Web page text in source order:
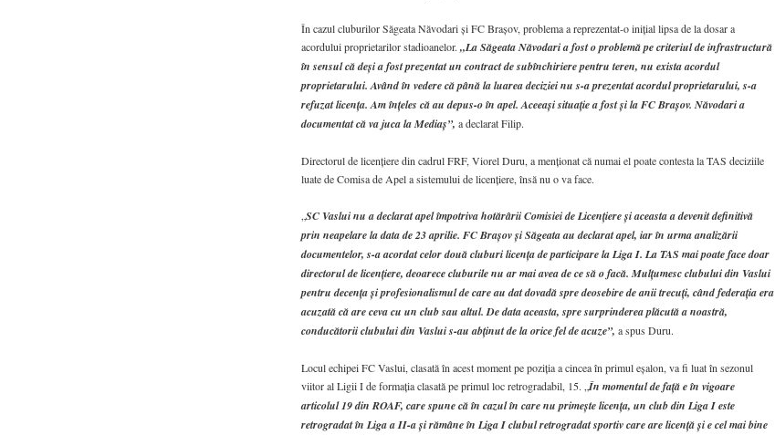
În cazul cluburilor Săgeata Năvodari şi FC Braşov, problema a reprezentat-o iniţial lipsa de la dosar a
acordului proprietarilor stadioanelor. „La Săgeata Năvodari a fost o problemă pe criteriul de infrastructură
în sensul că deşi a fost prezentat un contract de subînchiriere pentru teren, nu exista acordul
proprietarului. Având în vedere că până la luarea deciziei nu s-a prezentat acordul proprietarului, s-a
refuzat licenţa. Am înţeles că au depus-o în apel. Aceeaşi situaţie a fost şi la FC Braşov. Năvodari a
documentat că va juca la Mediaş”, a declarat Filip.
Directorul de licenţiere din cadrul FRF, Viorel Duru, a menţionat că numai el poate contesta la TAS deciziile
luate de Comisa de Apel a sistemului de licenţiere, însă nu o va face.
SC Vaslui nu a declarat apel împotriva hotărârii Comisiei de Licenţiere şi aceasta a devenit definitivă
prin neapelare la data de 23 aprilie. FC Braşov şi Săgeata au declarat apel, iar în urma analizării
documentelor, s-a acordat celor două cluburi licenţa de participare la Liga I. La TAS mai poate face doar
directorul de licenţiere, deoarece cluburile nu ar mai avea de ce să o facă. Mulţumesc clubului din Vaslui
pentru decenţa şi profesionalismul de care au dat dovadă spre deosebire de anii trecuţi, când federaţia era
acuzată că are ceva cu un club sau altul. De data aceasta, spre surprinderea plăcută a noastră,
conducătorii clubului din Vaslui s-au abţinut de la orice fel de acuze”, a spus Duru.
Locul echipei FC Vaslui, clasată în acest moment pe poziţia a cincea în primul eşalon, va fi luat în sezonul
viitor al Ligii I de formaţia clasată pe primul loc retrogradabil, 15. „ În momentul de faţă e în vigoare
articolul 19 din ROAF, care spune că în cazul în care nu primeşte licenţa, un club din Liga I este
retrogradat în Liga a II-a şi rămâne în Liga I clubul retrogradat sportiv care are licenţă şi e cel mai bine